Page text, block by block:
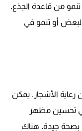
من قاعدة الجذع.
أو تنمو في
الأشجار. يمكن
تحسين مظهر
بصحة جيدة. هناك